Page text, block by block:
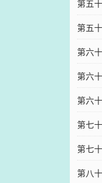
第五
第五
第六
第六
第六
第七
第七
第八